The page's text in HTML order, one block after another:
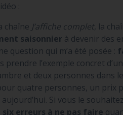
:
chaîne J’affiche complet, la
saisonnier à devenir des
question qui m’a été posée :
prendre l’exemple concret d’un
et deux personnes dans
quatre personnes, un prix
Si vous le
six erreurs à ne pas faire